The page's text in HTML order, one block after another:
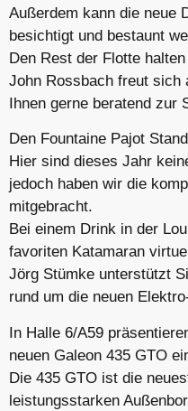
Außerdem kann die neue
besichtigt und bestaunt
Den Rest der Flotte
John Rossbach freut sich
Ihnen gerne beratend zur
Den Fountaine Pajot
Hier sind dieses Jahr
jedoch haben wir die
mitgebracht.
Bei einem Drink in der
favoriten Katamaran
Jörg Stümke unterstützt
rund um die neuen
In Halle 6/A59
neuen Galeon 435 GTO
Die 435 GTO ist die
leistungsstarken